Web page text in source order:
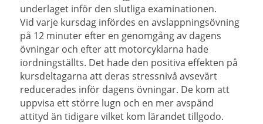
underlaget inför den slutliga examinationen.
Vid varje kursdag infördes en avslappningsövning
på 12 minuter efter en genomgång av dagens
övningar och efter att motorcyklarna hade
iordningställts. Det hade den positiva effekten på
kursdeltagarna att deras stressnivå avsevärt
reducerades inför dagens övningar. De kom att
uppvisa ett större lugn och en mer avspänd
attityd än tidigare vilket kom lärandet tillgodo.